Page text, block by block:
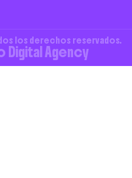
los derechos reservados.
Digital Agency